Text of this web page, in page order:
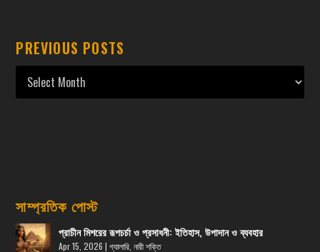
PREVIOUS POSTS
সাম্প্রতিক পোস্ট
প্রাচীন মিশরের রূপচর্চা ও প্রসাধনী: ইতিহাস, উপাদান ও ব্যবহার
Apr 15, 2026 |গ্যালারি ,নারী শক্তি